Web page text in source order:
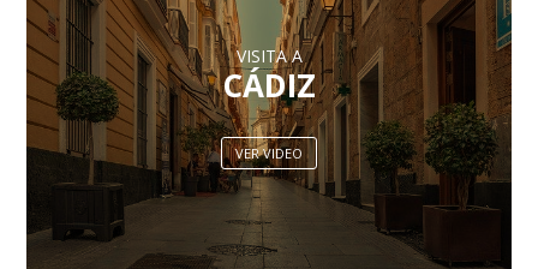
VISITA A
CÁDIZ
VER VIDEO